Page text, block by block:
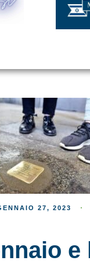
27, 2023
e